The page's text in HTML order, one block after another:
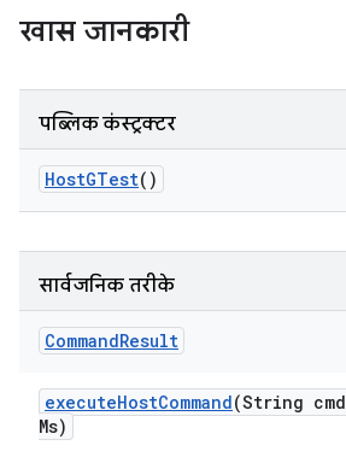
खास जानकारी
पब्लिक कंस्ट्रक्टर
HostGTest()
सार्वजनिक तरीके
CommandResult
executeHostCommand(String cmd
Ms)